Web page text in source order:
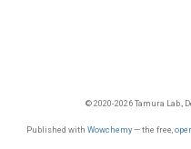
© 2020-2026 Tamura Lab.,
Published with Wowchemy— the free,